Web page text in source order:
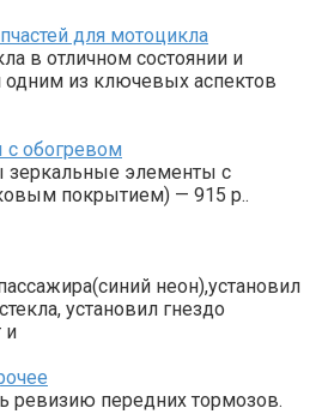
для мотоцикла
в отличном состоянии и
одним из ключевых аспектов
обогревом
зеркальные элементы с
покрытием) — 915 р..
неон),установил
установил гнездо
и
ревизию передних тормозов.